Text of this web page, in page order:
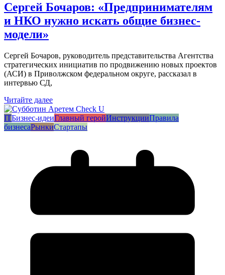
Сергей Бочаров: «Предпринимателям
и НКО нужно искать общие бизнес-
модели»
Сергей Бочаров, руководитель представительства Агентства
стратегических инициатив по продвижению новых проектов
(АСИ) в Приволжском федеральном округе, рассказал в
интервью СД,
Читайте далее
ITБизнес-идеиГлавный геройИнструкцииПравила
бизнесаРынкиСтартапы